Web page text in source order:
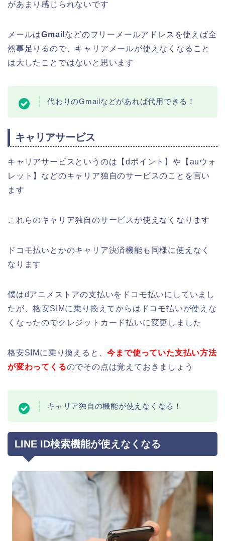
があまり感じられないです
メールはGmail などのフリーメールアドレスを使えば全
然事足りるので、キャリアメールが使えなくなること
は大したことではないと思います
代わりのGmailなどがあれば代用できる！
キャリアサービス
キャリアサービスというのは【dポイント】や【auウォ
レット】などのキャリア独自のサービスのことを言い
ます
これらのキャリア独自のサービスが使えなくなります
ドコモ払いとかのキャリア決済機能も同様に使えなく
なります
僕はdアニメストアの支払いをドコモ払いにしていまし
たが、格安SIMに乗り換えてからはドコモ払いが使えな
くなったのでクレジットカード払いに変更しました
格安SIMに乗り換えると、今まで使っていた支払い方法
が変わってくるのでその点は覚えておきましょう
キャリア独自の機能が使えなくなる！
LINE ID検索機能が使えなくなる